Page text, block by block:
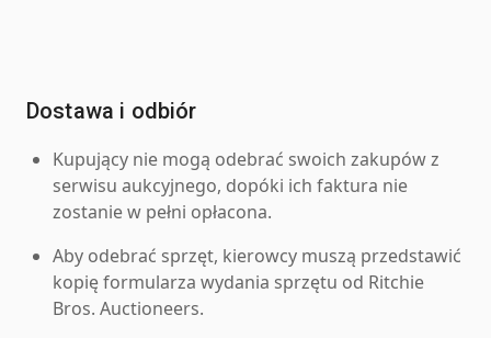
Dostawa i odbiór
Kupujący nie mogą odebrać swoich zakupów z
serwisu aukcyjnego, dopóki ich faktura nie
zostanie w pełni opłacona.
Aby odebrać sprzęt, kierowcy muszą przedstawić
kopię formularza wydania sprzętu od Ritchie
Bros. Auctioneers.